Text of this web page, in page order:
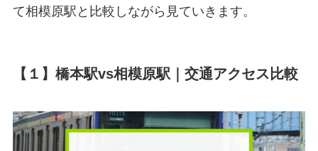
て相模原駅と比較しながら見ていきます。
【１】橋本駅vs相模原駅｜交通アクセス比較